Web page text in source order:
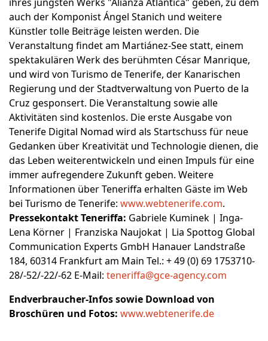
auch der Komponist Ángel Stanich und weitere
Künstler tolle Beiträge leisten werden. Die
Veranstaltung findet am Martiánez-See statt, einem
spektakulären Werk des berühmten César Manrique,
und wird von Turismo de Tenerife, der Kanarischen
Regierung und der Stadtverwaltung von Puerto de la
Cruz gesponsert. Die Veranstaltung sowie alle
Aktivitäten sind kostenlos. Die erste Ausgabe von
Tenerife Digital Nomad wird als Startschuss für neue
Gedanken über Kreativität und Technologie dienen, die
das Leben weiterentwickeln und einen Impuls für eine
immer aufregendere Zukunft geben. Weitere
Informationen über Teneriffa erhalten Gäste im Web
bei Turismo de Tenerife: www.webtenerife.com.
Pressekontakt Teneriffa: Gabriele Kuminek | Inga-
Lena Körner | Franziska Naujokat | Lia Spottog Global
Communication Experts GmbH Hanauer Landstraße
184, 60314 Frankfurt am Main Tel.: + 49 (0) 69 1753710-
28/-52/-22/-62 E-Mail: teneriffa@gce-agency.com
Endverbraucher-Infos sowie Download von
Broschüren und Fotos: www.webtenerife.de